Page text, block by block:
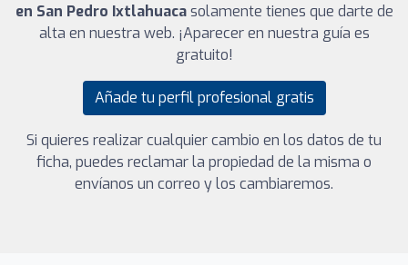
en San Pedro Ixtlahuacasolamente tienes que darte de
alta en nuestra web. ¡Aparecer en nuestra guía es
gratuito!
Añade tu perfil profesional gratis
Si quieres realizar cualquier cambio en los datos de tu
ficha, puedes reclamar la propiedad de la misma o
envíanos un correo y los cambiaremos.